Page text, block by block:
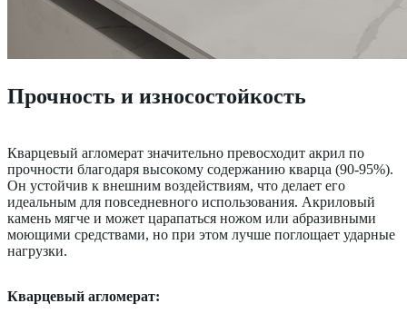
Прочность и износостойкость
Кварцевый агломерат значительно превосходит акрил по
прочности благодаря высокому содержанию кварца (90-95%).
Он устойчив к внешним воздействиям, что делает его
идеальным для повседневного использования. Акриловый
камень мягче и может царапаться ножом или абразивными
моющими средствами, но при этом лучше поглощает ударные
нагрузки.
Кварцевый агломерат: